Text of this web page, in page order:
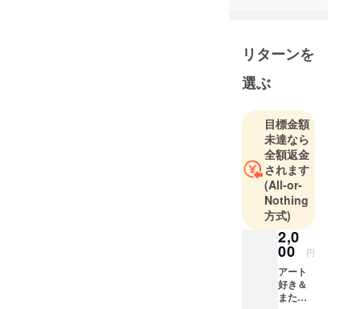
す。空き家
や空きビル
といった遊
再生・活用
し、社会課
題を経済的
価値へと転
換してまい
ります。
現在は、和
歌山市みそ
の商店街に
て、「美園
のおやど
リターンを
選ぶ
目標金額
未達なら
全額返金
されます
(All-or-
Nothing
方式)
2,0
00 円
アート
好き＆
またた